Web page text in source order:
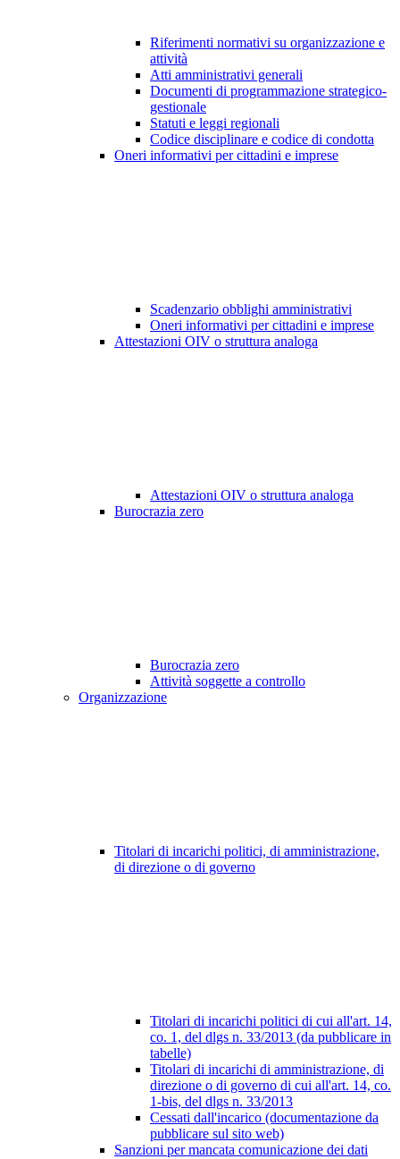
Riferimenti normativi su organizzazione e
attività
Atti amministrativi generali
Documenti di programmazione strategico-
gestionale
Statuti e leggi regionali
Codice disciplinare e codice di condotta
Oneri informativi per cittadini e imprese
Scadenzario obblighi amministrativi
Oneri informativi per cittadini e imprese
Attestazioni OIV o struttura analoga
Attestazioni OIV o struttura analoga
Burocrazia zero
Burocrazia zero
Attività soggette a controllo
Organizzazione
Titolari di incarichi politici, di amministrazione,
di direzione o di governo
Titolari di incarichi politici di cui all'art. 14,
co. 1, del dlgs n. 33/2013 (da pubblicare in
tabelle)
Titolari di incarichi di amministrazione, di
direzione o di governo di cui all'art. 14, co.
1-bis, del dlgs n. 33/2013
Cessati dall'incarico (documentazione da
pubblicare sul sito web)
Sanzioni per mancata comunicazione dei dati